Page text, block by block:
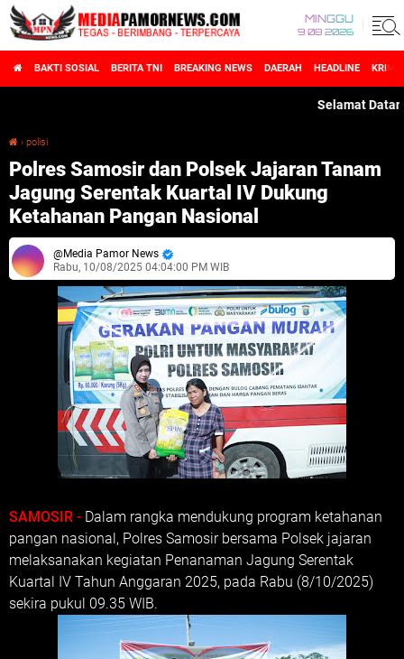
MINGGU
9 08 2026
BAKTI SOSIAL BERITA TNI BREAKING NEWS DAERAH HEADLINE
Selamat Datang di
› polisi
Polres Samosir dan Polsek Jajaran Tanam
Jagung Serentak Kuartal IV Dukung
Ketahanan Pangan Nasional
Media Pamor News
Rabu, 10/08/2025 04:04:00 PM WIB
SAMOSIR - Dalam rangka mendukung program ketahanan
pangan nasional, Polres Samosir bersama Polsek jajaran
melaksanakan kegiatan Penanaman Jagung Serentak
Kuartal IV Tahun Anggaran 2025, pada Rabu (8/10/2025)
sekira pukul 09.35 WIB.